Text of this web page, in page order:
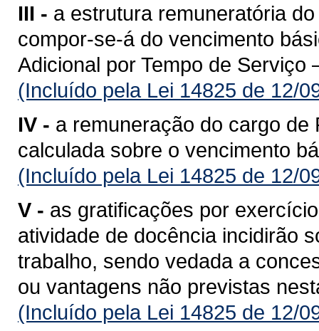
III - a estrutura remuneratória
compor-se-á do vencimento
Adicional por Tempo de Serviço
(Incluído pela Lei 14825 de 12/
IV - a remuneração do cargo
calculada sobre o vencimento
(Incluído pela Lei 14825 de 12/
V - as gratificações por
atividade de docência incidirão
trabalho, sendo vedada a
ou vantagens não previstas
(Incluído pela Lei 14825 de 12/